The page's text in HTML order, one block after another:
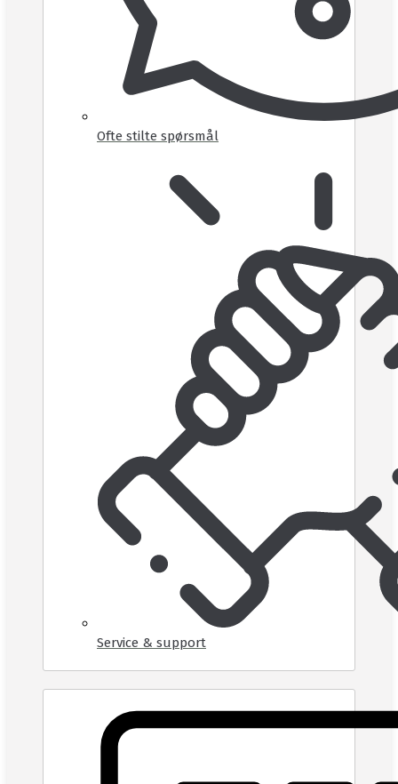
Ofte stilte spørsmål
Service & support